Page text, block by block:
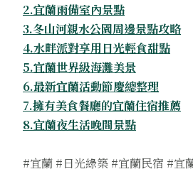
2.宜蘭雨備室內景點
3.冬山河親水公園周邊景點攻略
4.水畔派對享用日光輕食甜點
5.宜蘭世界級海灘美景
6.最新宜蘭活動節慶總整理
7.擁有美食餐廳的宜蘭住宿推薦
8.宜蘭夜生活晚間景點
#宜蘭 #日光綠築 #宜蘭民宿 #宜